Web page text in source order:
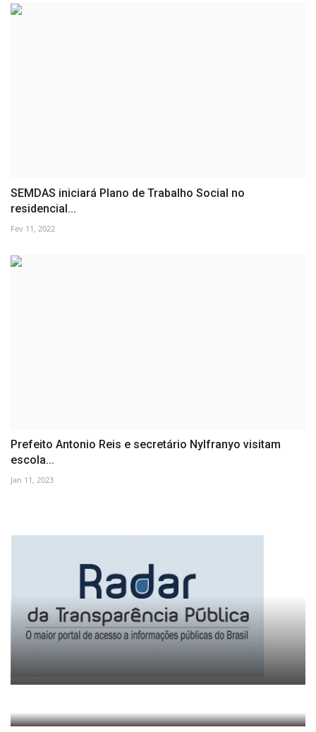
SEMDAS iniciará Plano de Trabalho Social no
residencial...
Fev 11, 2022
Prefeito Antonio Reis e secretário Nylfranyo visitam
escola...
Jan 11, 2023